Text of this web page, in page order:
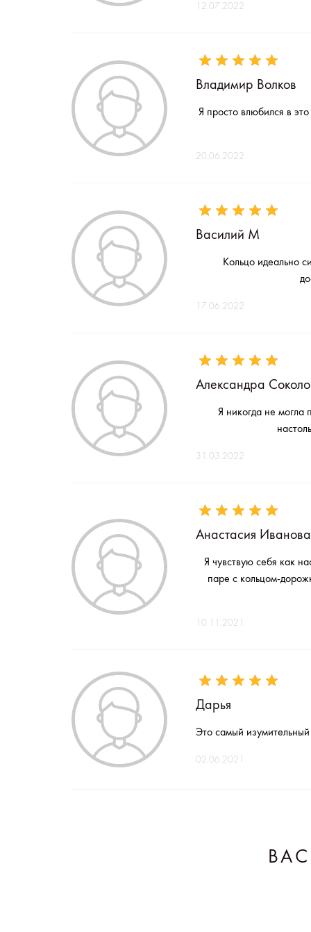
12.07.2022
Владимир Волков
Я просто влюбился в
20.06.2022
Василий М
Кольцо идеально
17.06.2022
Александра
Я никогда не могла
31.03.2022
Анастасия Иванова
Я чувствую себя как
паре с кольцом-
10.11.2021
Дарья
Это самый
02.06.2021